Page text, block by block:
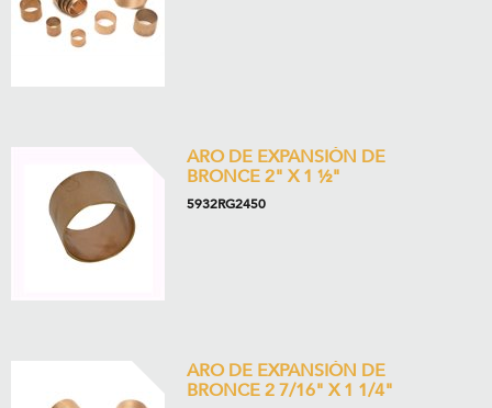
ARO DE EXPANSIÓN DE
BRONCE 2" X 1 ½"
5932RG2450
ARO DE EXPANSIÓN DE
BRONCE 2 7/16" X 1 1/4"